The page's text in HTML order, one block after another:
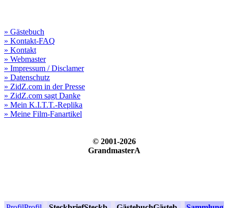
» Gästebuch
» Kontakt-FAQ
» Kontakt
» Webmaster
» Impressum / Disclamer
» Datenschutz
» ZidZ.com in der Presse
» ZidZ.com sagt Danke
» Mein K.I.T.T.-Replika
» Meine Film-Fanartikel
© 2001-2026
GrandmasterA